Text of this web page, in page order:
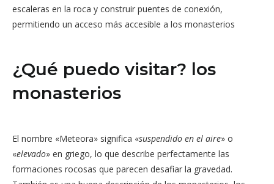
escaleras en la roca y construir puentes de conexión,
permitiendo un acceso más accesible a los monasterios
¿Qué puedo visitar? los
monasterios
El nombre «Meteora» significa «suspendido en el aire» o
«elevado» en griego, lo que describe perfectamente las
formaciones rocosas que parecen desafiar la gravedad.